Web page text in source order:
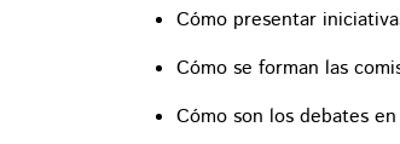
Cómo presentar
Cómo se forman las
Cómo son los debates